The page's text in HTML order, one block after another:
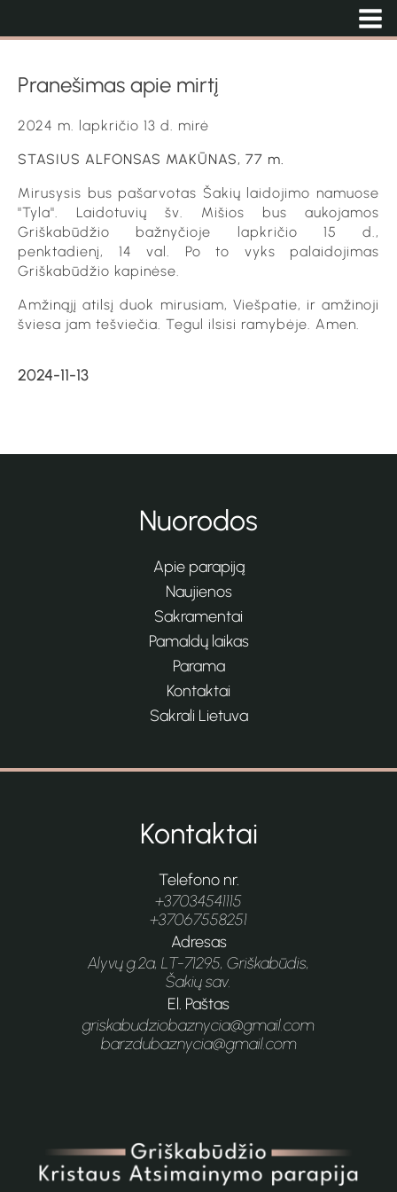
Pranešimas apie mirtį
2024 m. lapkričio 13 d. mirė
STASIUS ALFONSAS MAKŪNAS, 77 m.
Mirusysis bus pašarvotas Šakių laidojimo namuose
"Tyla". Laidotuvių šv. Mišios bus aukojamos
Griškabūdžio bažnyčioje lapkričio 15 d.,
penktadienį, 14 val. Po to vyks palaidojimas
Griškabūdžio kapinėse.
Amžinąjį atilsį duok mirusiam, Viešpatie, ir amžinoji
šviesa jam tešviečia. Tegul ilsisi ramybėje. Amen.
2024-11-13
Nuorodos
Apie parapiją
Naujienos
Sakramentai
Pamaldų laikas
Parama
Kontaktai
Sakrali Lietuva
Kontaktai
Telefono nr.
+37034541115
+37067558251
Adresas
Alyvų g.2a, LT-71295, Griškabūdis,
Šakių sav.
El. Paštas
griskabudziobaznycia@gmail.com
barzdubaznycia@gmail.com